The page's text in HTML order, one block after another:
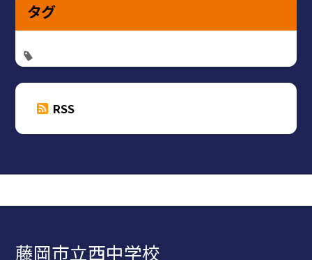
タグ
RSS
藤岡市立西中学校